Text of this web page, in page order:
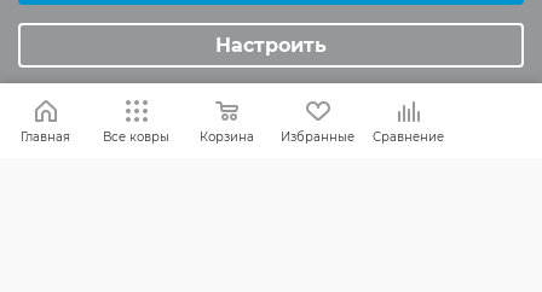
Оплата и доставка
Главная Все ковры Корзина Избранные Сравнение
Аналитические/Функциональные
Настроить